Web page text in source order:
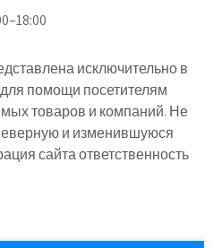
исключительно в
помощи посетителям
товаров и компаний. Не
и изменившуюся
сайта ответственность